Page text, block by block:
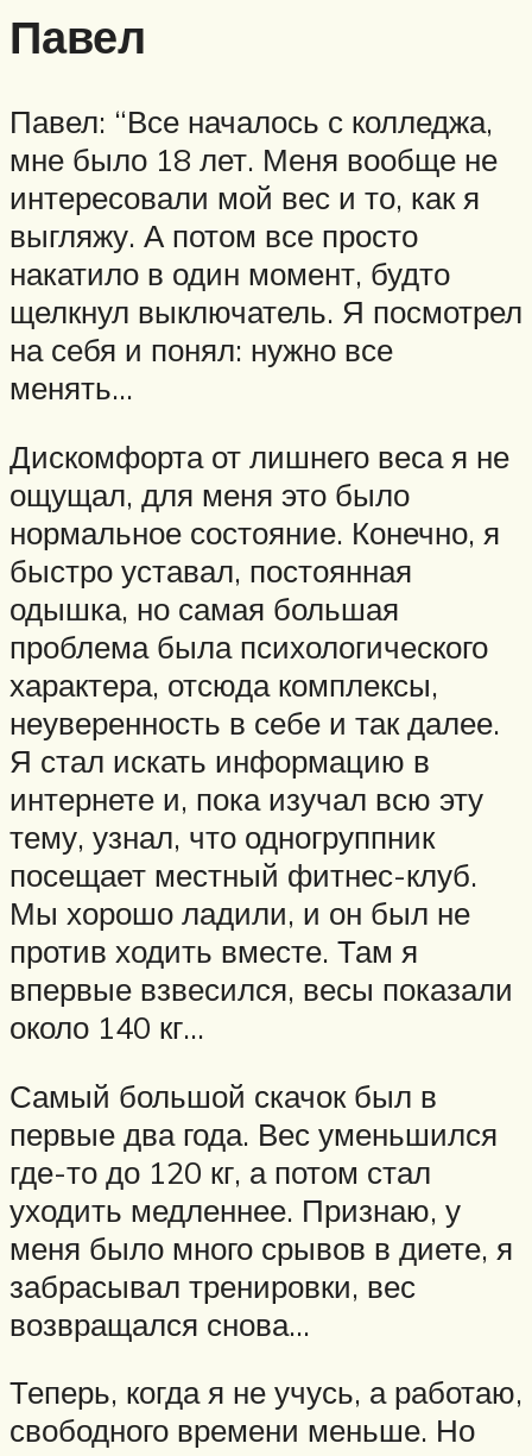
Павел
Павел: “Все началось с колледжа,
мне было 18 лет. Меня вообще не
интересовали мой вес и то, как я
выгляжу. А потом все просто
накатило в один момент, будто
щелкнул выключатель. Я посмотрел
на себя и понял: нужно все
менять…
Дискомфорта от лишнего веса я не
ощущал, для меня это было
нормальное состояние. Конечно, я
быстро уставал, постоянная
одышка, но самая большая
проблема была психологического
характера, отсюда комплексы,
неуверенность в себе и так далее.
Я стал искать информацию в
интернете и, пока изучал всю эту
тему, узнал, что одногруппник
посещает местный фитнес-клуб.
Мы хорошо ладили, и он был не
против ходить вместе. Там я
впервые взвесился, весы показали
около 140 кг…
Самый большой скачок был в
первые два года. Вес уменьшился
где-то до 120 кг, а потом стал
уходить медленнее. Признаю, у
меня было много срывов в диете, я
забрасывал тренировки, вес
возвращался снова…
Теперь, когда я не учусь, а работаю,
свободного времени меньше. Но